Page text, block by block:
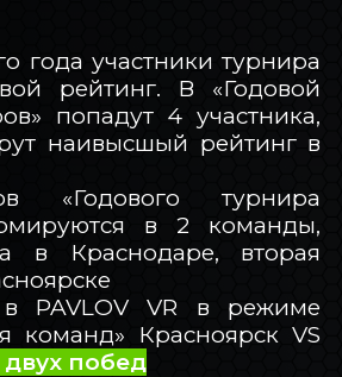
года участники турнира
рейтинг. В «Годовой
попадут 4 участника,
наивысшый рейтинг в
«Годового турнира
в 2 команды,
в Краснодаре, вторая
в PAVLOV VR в режиме
команд» Красноярск VS
побед